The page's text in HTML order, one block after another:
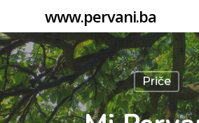
to
main
content
www.pervani.ba
Priče